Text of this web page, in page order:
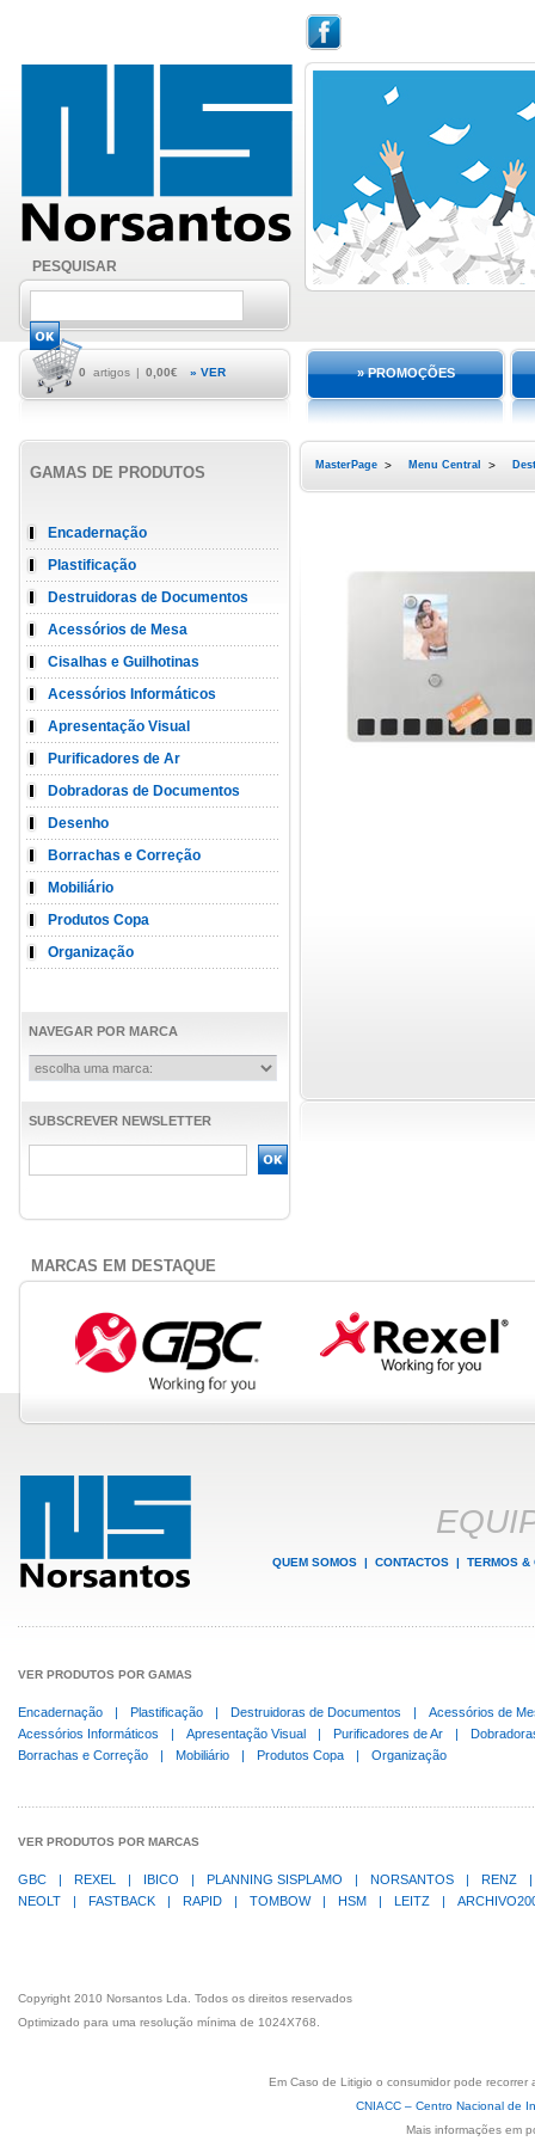
PESQUISAR
0 artigos | 0,00€ » VER » PROMOÇÕES
GAMAS DE PRODUTOS
Encadernação
Plastificação
Destruidoras de Documentos
Acessórios de Mesa
Cisalhas e Guilhotinas
Acessórios Informáticos
Apresentação Visual
Purificadores de Ar
Dobradoras de Documentos
Desenho
Borrachas e Correção
Mobiliário
Produtos Copa
Organização
NAVEGAR POR MARCA
SUBSCREVER NEWSLETTER
MasterPage > Menu Central >
MARCAS EM DESTAQUE
QUEM SOMOS | CONTACTOS | TERMOS &
VER PRODUTOS POR GAMAS
Encadernação | Plastificação | Destruidoras de Documentos |
Acessórios de
Acessórios Informáticos
| Apresentação Visual | Purificadores de Ar |
Borrachas e Correção
| Mobiliário | Produtos Copa | Organização
VER PRODUTOS POR MARCAS
GBC | REXEL | IBICO | PLANNING SISPLAMO | NORSANTOS | RENZ
|
NEOLT
| FASTBACK | RAPID | TOMBOW | HSM | LEITZ |
Copyright 2010 Norsantos Lda. Todos os direitos reservados
Optimizado para uma resolução mínima de 1024X768.
Em Caso de Litigio o consumidor pode
CNIACC – Centro Nacional de
Mais informações em